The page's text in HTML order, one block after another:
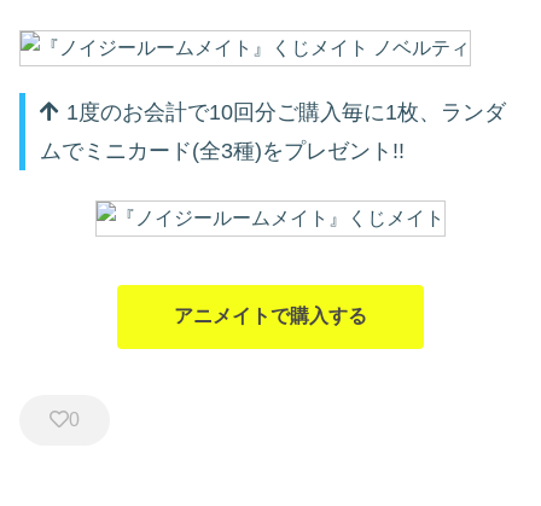
1度のお会計で10回分ご購入毎に1枚、ランダ
ムでミニカード(全3種)をプレゼント!!
アニメイトで購入する
0